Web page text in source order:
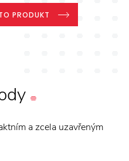
PRODUKT
a zcela uzavřeným